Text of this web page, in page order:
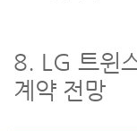
8. LG 트윈
계약 전망